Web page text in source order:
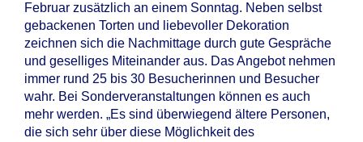
Februar zusätzlich an einem Sonntag. Neben selbst
gebackenen Torten und liebevoller Dekoration
zeichnen sich die Nachmittage durch gute Gespräche
und geselliges Miteinander aus. Das Angebot nehmen
immer rund 25 bis 30 Besucherinnen und Besucher
wahr. Bei Sonderveranstaltungen können es auch
mehr werden. „Es sind überwiegend ältere Personen,
die sich sehr über diese Möglichkeit des